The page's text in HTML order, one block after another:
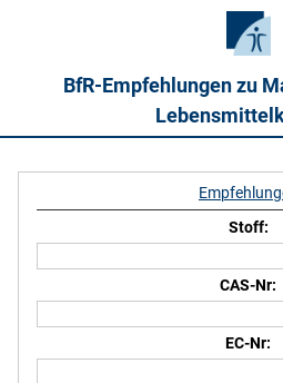
BfR-Empfehlungen zu
Stoff:
CAS-Nr:
EC-Nr: